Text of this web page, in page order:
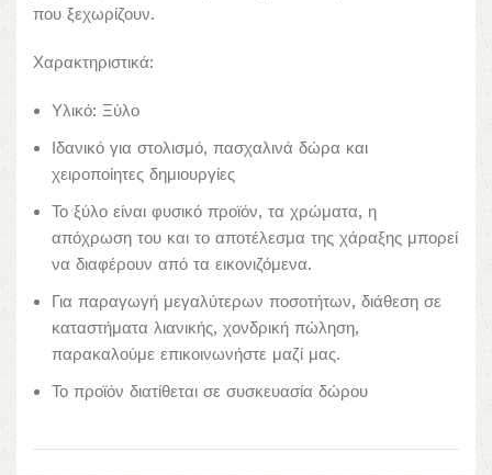
που ξεχωρίζουν.
Χαρακτηριστικά:
Υλικό: Ξύλο
Ιδανικό για στολισμό, πασχαλινά δώρα και
χειροποίητες δημιουργίες
Το ξύλο είναι φυσικό προϊόν, τα χρώματα, η
απόχρωση του και το αποτέλεσμα της χάραξης μπορεί
να διαφέρουν από τα εικονιζόμενα.
Για παραγωγή μεγαλύτερων ποσοτήτων, διάθεση σε
καταστήματα λιανικής, χονδρική πώληση,
παρακαλούμε επικοινωνήστε μαζί μας.
Το προϊόν διατίθεται σε συσκευασία δώρου